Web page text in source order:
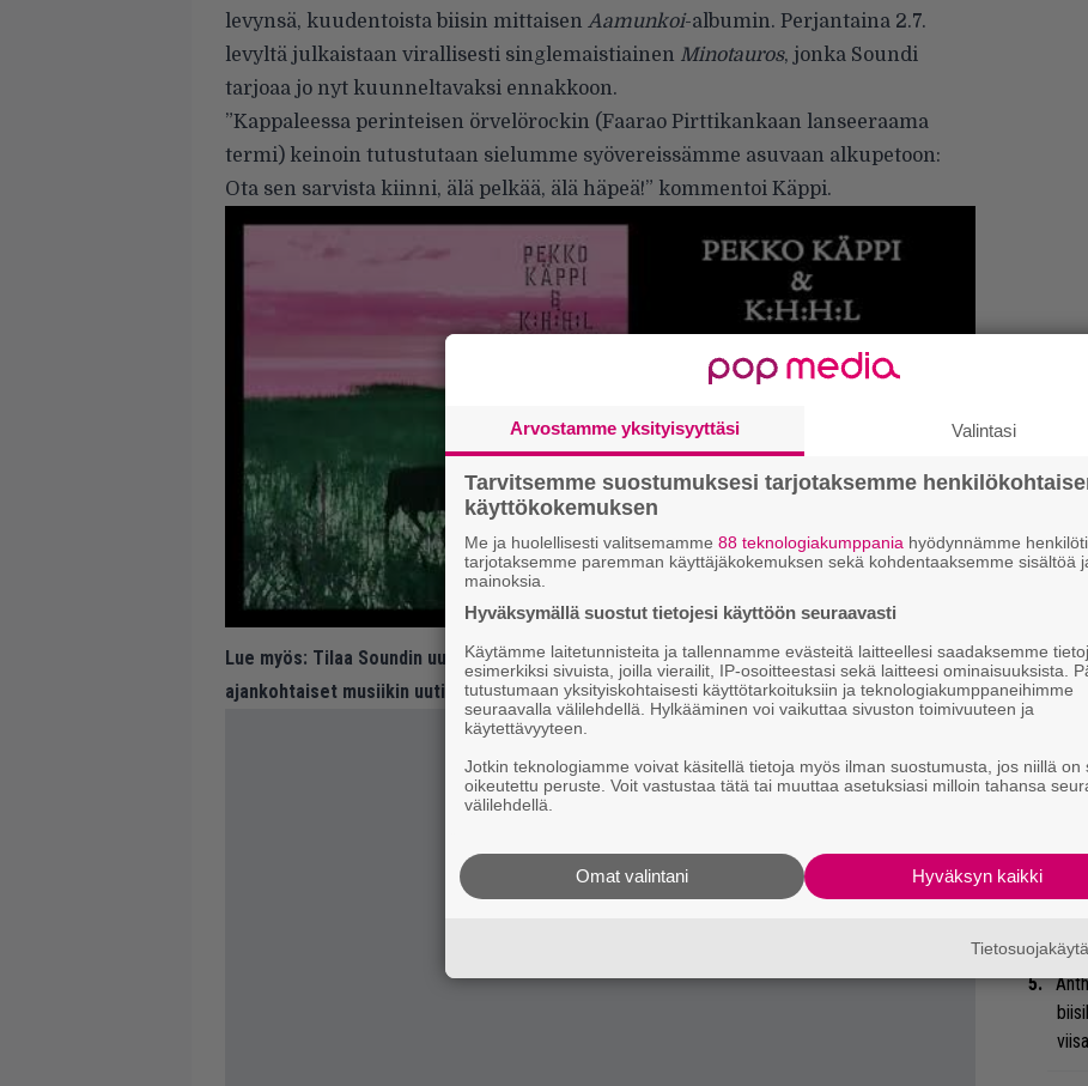
levynsä, kuudentoista biisin mittaisen Aamunkoi-albumin. Perjantaina 2.7.
levyltä julkaistaan virallisesti singlemaistiainen Minotauros, jonka Soundi
tarjoaa jo nyt kuunneltavaksi ennakkoon.
”Kappaleessa perinteisen örvelörockin (Faarao Pirttikankaan lanseeraama
termi) keinoin tutustutaan sielumme syövereissämme asuvaan alkupetoon:
Ota sen sarvista kiinni, älä pelkää, älä häpeä!” kommentoi Käppi.
Lue myös: Tilaa Soundin uutiskirje ja tiedät mistä kahvitauolla puhutaan! Nappaa
ajankohtaiset musiikin uutiset ja puheenaiheet suoraan sähköpostiin tästä.
Arvostamme yksityisyyttäsi Valintasi
Tarvitsemme suostumuksesi tarjotaksemme
käyttökokemuksen
Me ja huolellisesti valitsemamme 88 teknologiakumppania hyödynnämme
tarjotaksemme paremman käyttäjäkokemuksen sekä kohdentaaksemme sisältöä
mainoksia.
Hyväksymällä suostut tietojesi käyttöön seuraavasti
Käytämme laitetunnisteita ja tallennamme evästeitä laitteellesi saadaksemme
esimerkiksi sivuista, joilla vierailit, IP-osoitteestasi sekä laitteesi ominaisuuksista.
tutustumaan yksityiskohtaisesti käyttötarkoituksiin ja teknologiakumppaneihimme
seuraavalla välilehdellä. Hylkääminen voi vaikuttaa sivuston toimivuuteen ja
käytettävyyteen.
Jotkin teknologiamme voivat käsitellä tietoja myös ilman suostumusta, jos niillä on
oikeutettu peruste. Voit vastustaa tätä tai muuttaa asetuksiasi milloin tahansa
välilehdellä.
Hyväksyn kaikki
Omat valintani